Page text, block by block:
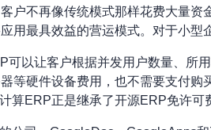
户不再像传统模式那样花费大量
用最具效益的营运模式。对于小型
可以让客户根据并发用户数量、
等硬件设备费用，也不需要支付
算ERP正是继承了开源ERP免许